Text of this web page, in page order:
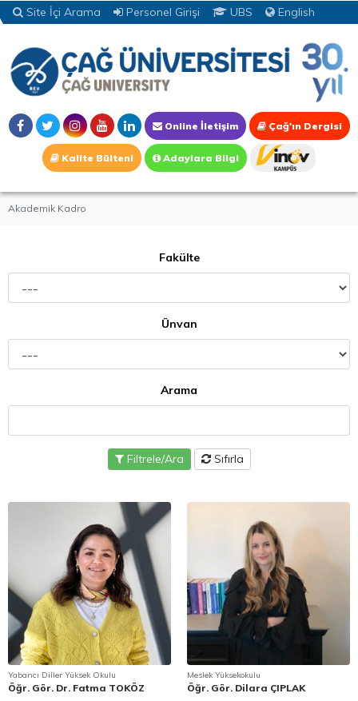
Site İçi Arama Personel Girişi UBS English
Online İletişim Çağ'ın Dergisi
Kalite Bülteni Adaylara Bilgi
Akademik Kadro
Fakülte
Ünvan
Arama
Filtrele/Ara Sıfırla
Yabancı Diller Yüksek Okulu
Öğr. Gör. Dr. Fatma TOKÖZ
Meslek Yüksekokulu
Öğr. Gör. Dilara ÇIPLAK